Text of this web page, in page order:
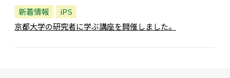
新着情報
iPS
京都大学の研究者に学ぶ講座を開催しました。